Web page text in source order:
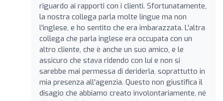
riguardo ai rapporti con i clienti. Sfortunatamente,
la nostra collega parla molte lingue ma non
l'inglese, e ho sentito che era imbarazzata. L'altra
collega che parla inglese era occupata con un
altro cliente, che è anche un suo amico, e le
assicuro che stava ridendo con lui e non si
sarebbe mai permessa di deriderla, soprattutto in
mia presenza all'agenzia. Questo non giustifica il
disagio che abbiamo creato involontariamente, né